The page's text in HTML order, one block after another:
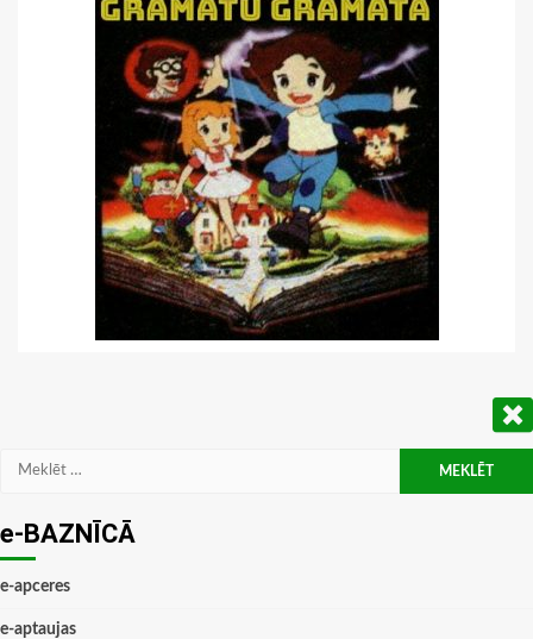
Meklēt:
e-BAZNĪCĀ
e-apceres
e-aptaujas